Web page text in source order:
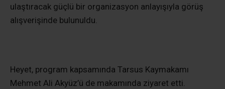
ulaştıracak güçlü bir organizasyon anlayışıyla görüş
alışverişinde bulunuldu.
Heyet, program kapsamında Tarsus Kaymakamı
Mehmet Ali Akyüz’ü de makamında ziyaret etti.